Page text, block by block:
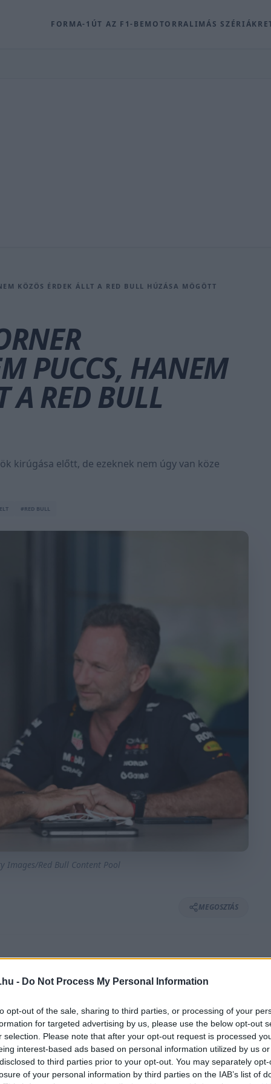
- Do Not Process My Personal Information
opt-out of the sale, sharing to third parties, or processing of your
for targeted advertising by us, please use the below opt-out
selection. Please note that after your opt-out request is processed
interest-based ads based on personal information utilized by us
to third parties prior to your opt-out. You may separately
of your personal information by third parties on the IAB’s list of
FORMA-1 ÚT AZ F1-BEMOTORRALIMÁS SZÉRIÁK
KÖZÖS ÉRDEK ÁLLT A RED BULL HÚZÁSA MÖGÖTT
PUCCS, HANEM
A RED BULL
kirúgása előtt, de ezeknek nem úgy van köze
#RED BULL
Images/Red Bull Content Pool
MEGOSZTÁS
2%-os részedesének Christian Horner
átadása mögött.
Horner 20 éven át tartó pályafutása az